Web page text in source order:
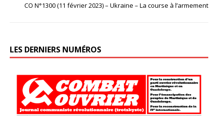
CO N°1300 (11 février 2023) – Ukraine – La course à l’armement
LES DERNIERS NUMÉROS